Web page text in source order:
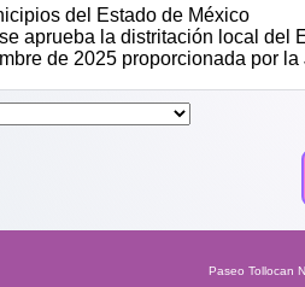
del Estado de México
aprueba la distritación local
de 2025 proporcionada por
Paseo Tollocan